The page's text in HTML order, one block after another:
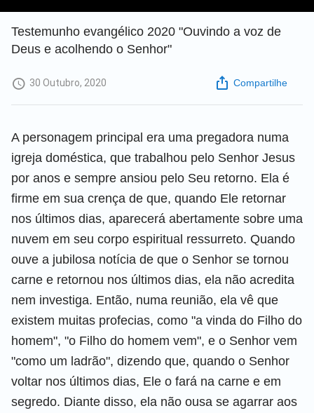
Testemunho evangélico 2020 "Ouvindo a voz de
Deus e acolhendo o Senhor"
30 Outubro, 2020 Compartilhe
A personagem principal era uma pregadora numa
igreja doméstica, que trabalhou pelo Senhor Jesus
por anos e sempre ansiou pelo Seu retorno. Ela é
firme em sua crença de que, quando Ele retornar
nos últimos dias, aparecerá abertamente sobre uma
nuvem em seu corpo espiritual ressurreto. Quando
ouve a jubilosa notícia de que o Senhor se tornou
carne e retornou nos últimos dias, ela não acredita
nem investiga. Então, numa reunião, ela vê que
existem muitas profecias, como "a vinda do Filho do
homem", "o Filho do homem vem", e o Senhor vem
"como um ladrão", dizendo que, quando o Senhor
voltar nos últimos dias, Ele o fará na carne e em
segredo. Diante disso, ela não ousa se agarrar aos